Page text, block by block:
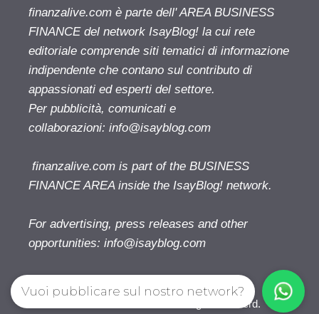
finanzalive.com è parte dell' AREA BUSINESS
FINANCE del network IsayBlog! la cui rete
editoriale comprende siti tematici di informazione
indipendente che contano sul contributo di
appassionati ed esperti del settore.
Per pubblicità, comunicati e
collaborazioni: info@isayblog.com
finanzalive.com is part of the BUSINESS
FINANCE AREA inside the IsayBlog! network.
For advertising, press releases and other
opportunities: info@isayblog.com
Finanzalive.com © 2026. All right reserverd.
Vuoi pubblicare sul nostro network?